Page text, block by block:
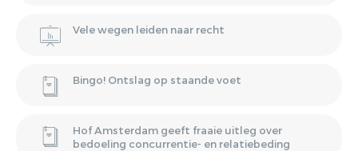
Vele wegen leiden naar recht
Bingo! Ontslag op staande voet
Hof Amsterdam geeft fraaie uitleg over
bedoeling concurrentie- en relatiebeding